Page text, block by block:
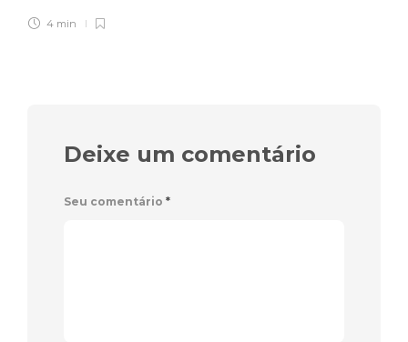
4 min
Deixe um comentário
Seu comentário *